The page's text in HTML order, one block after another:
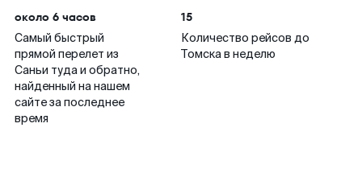
около 6 часов
Самый быстрый
прямой перелет из
Саньи туда и обратно,
найденный на нашем
сайте за последнее
время
15
Количество рейсов до
Томска в неделю